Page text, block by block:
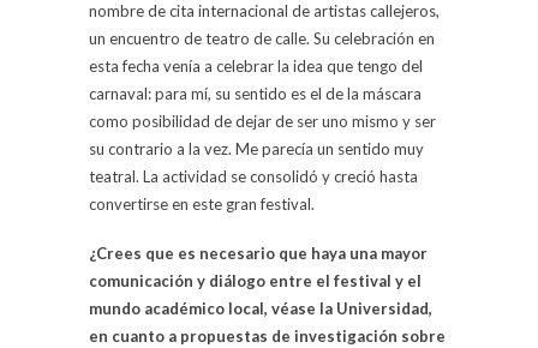
nombre de cita internacional de artistas callejeros,
un encuentro de teatro de calle. Su celebración en
esta fecha venía a celebrar la idea que tengo del
carnaval: para mí, su sentido es el de la máscara
como posibilidad de dejar de ser uno mismo y ser
su contrario a la vez. Me parecía un sentido muy
teatral. La actividad se consolidó y creció hasta
convertirse en este gran festival.
¿Crees que es necesario que haya una mayor
comunicación y diálogo entre el festival y el
mundo académico local, véase la Universidad,
en cuanto a propuestas de investigación sobre